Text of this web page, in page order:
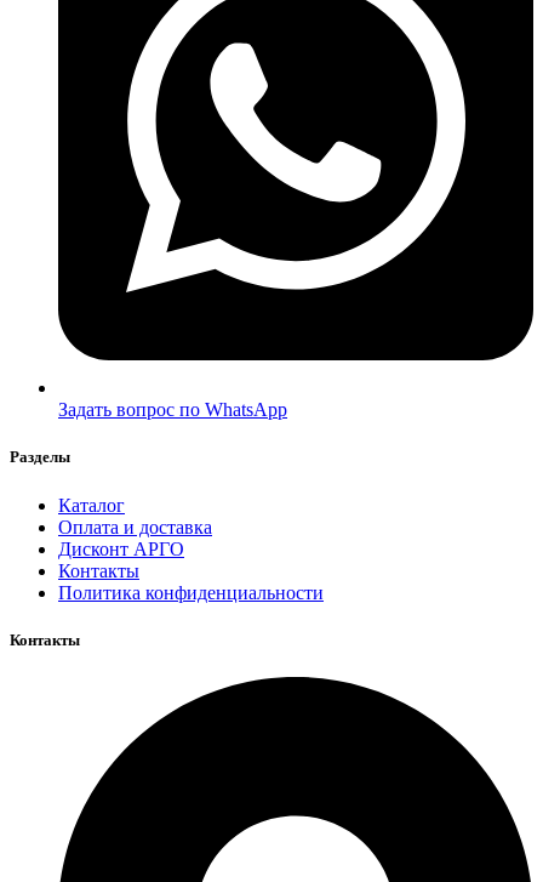
Задать вопрос по WhatsApp
Разделы
Каталог
Оплата и доставка
Дисконт АРГО
Контакты
Политика конфиденциальности
Контакты